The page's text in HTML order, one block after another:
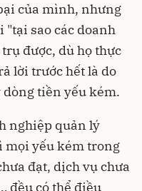
của mình, nhưng
"tại sao các doanh
được, dù họ thực
lời trước hết là do
tiền yếu kém.
nghiệp quản lý
mọi yếu kém trong
đạt, dịch vụ chưa
đều có thể điều